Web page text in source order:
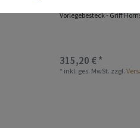
Vorlegebesteck - Griff
315,20 € *
* inkl. ges. MwSt. zzgl.